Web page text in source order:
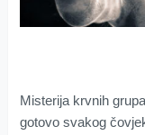
Misterija krvnih
gotovo svakog